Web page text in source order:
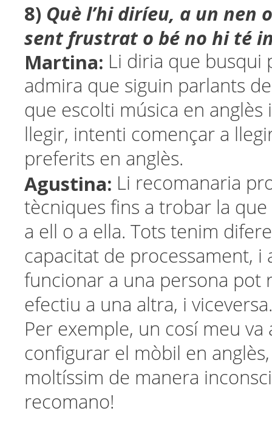
8) Què l’hi diríeu, a un nen
sent frustrat o bé no hi té
Martina: Li diria que busqui
admira que siguin parlants
que escolti música en anglès
llegir, intenti començar a
preferits en anglès.
Agustina: Li recomanaria
tècniques fins a trobar la
a ell o a ella. Tots tenim
capacitat de processament, i
funcionar a una persona pot
efectiu a una altra, i viceversa.
Per exemple, un cosí meu va
configurar el mòbil en anglès,
moltíssim de manera
recomano!